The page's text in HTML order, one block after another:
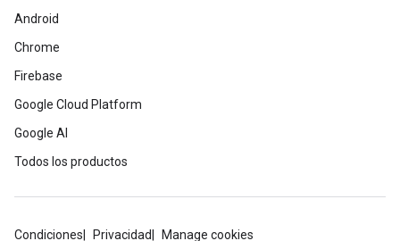
Android
Chrome
Firebase
Google Cloud Platform
Google AI
Todos los productos
Condiciones Privacidad Manage cookies